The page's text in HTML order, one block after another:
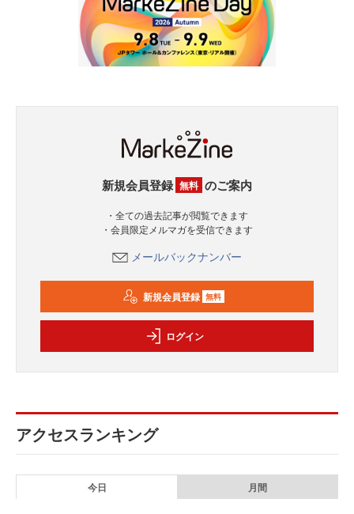
新規会員登録 無料 のご案内
・全ての過去記事が閲覧できます
・会員限定メルマガを受信できます
メールバックナンバー
新規会員登録 無料
ログイン
アクセスランキング
今日 月間